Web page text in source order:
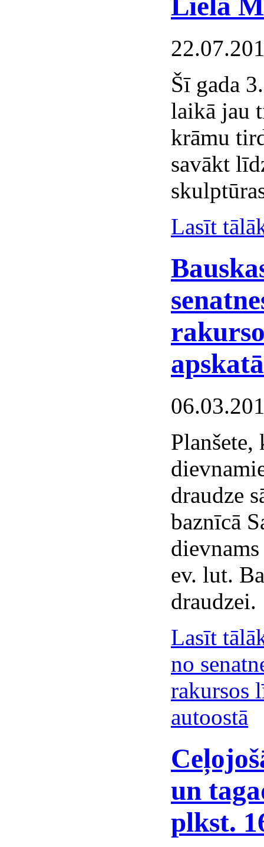
Šī gada
laikā jau
krāmu
savākt
Lasīt
draudze
baznīcā
ev. lut.
draudzei.
Lasīt
no
rakursos
autoostā
un
plkst.